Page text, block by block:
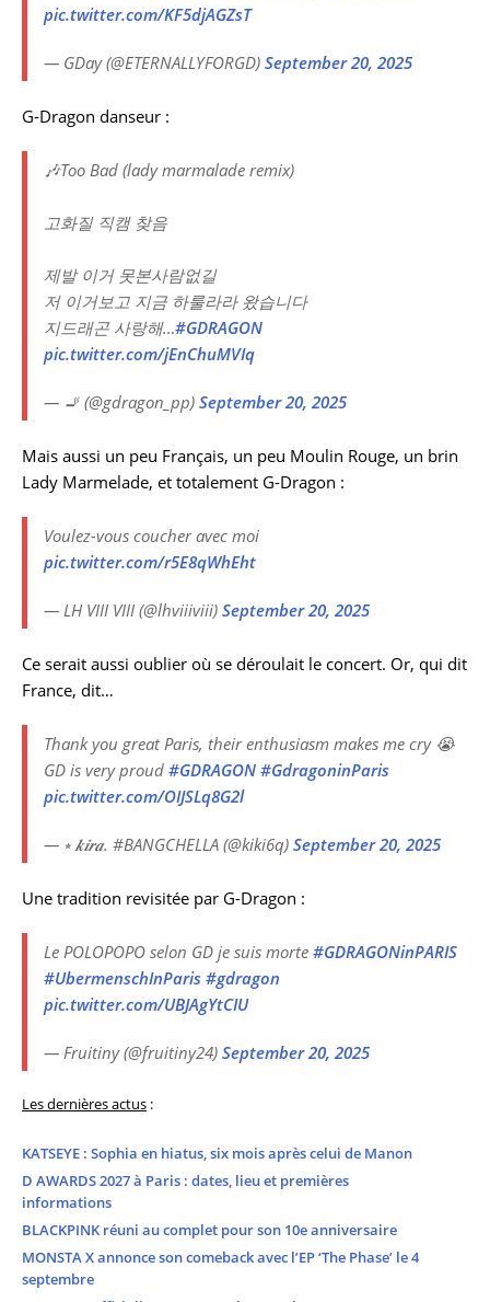
pic.twitter.com/KF5djAGZsT
— GDay (@ETERNALLYFORGD) September 20, 2025
G-Dragon danseur :
🎶Too Bad (lady marmalade remix)
고화질 직캠 찾음
제발 이거 못본사람없길
저 이거보고 지금 하룰라라 왔습니다
지드래곤 사랑해…#GDRAGON
pic.twitter.com/jEnChuMVIq
— 🚬 (@gdragon_pp) September 20, 2025
Mais aussi un peu Français, un peu Moulin Rouge, un brin
Lady Marmelade, et totalement G-Dragon :
Voulez-vous coucher avec moi
pic.twitter.com/r5E8qWhEht
— LH VIII VIII (@lhviiiviii) September 20, 2025
Ce serait aussi oublier où se déroulait le concert. Or, qui dit
France, dit…
Thank you great Paris, their enthusiasm makes me cry 😭
GD is very proud #GDRAGON #GdragoninParis
pic.twitter.com/OIJSLq8G2l
— ⭒ 𝒌𝒊𝒓𝒂. #BANGCHELLA (@kiki6q) September 20, 2025
Une tradition revisitée par G-Dragon :
Le POLOPOPO selon GD je suis morte #GDRAGONinPARIS
#UbermenschInParis #gdragon
pic.twitter.com/UBJAgYtCIU
— Fruitiny (@fruitiny24) September 20, 2025
Les dernières actus :
KATSEYE : Sophia en hiatus, six mois après celui de Manon
D AWARDS 2027 à Paris : dates, lieu et premières
informations
BLACKPINK réuni au complet pour son 10e anniversaire
MONSTA X annonce son comeback avec l’EP ‘The Phase’ le 4
septembre